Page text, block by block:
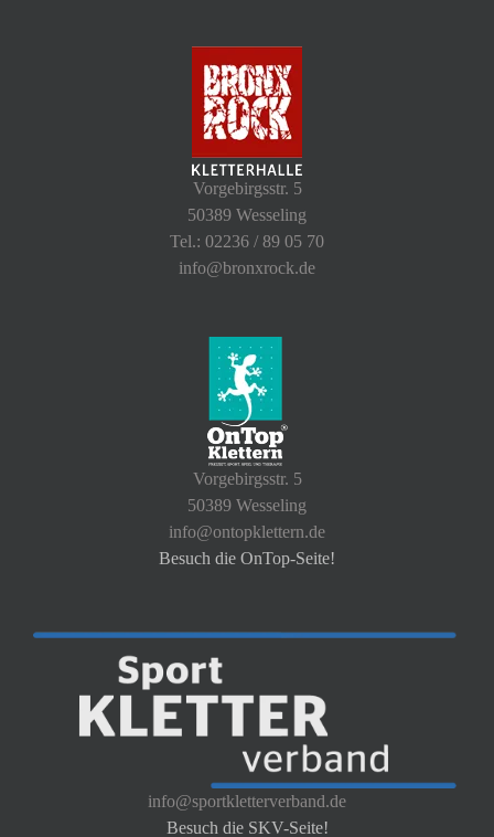
Vorgebirgsstr. 5
50389 Wesseling
Tel.: 02236 / 89 05 70
info@bronxrock.de
Vorgebirgsstr. 5
50389 Wesseling
info@ontopklettern.de
Besuch die OnTop-Seite!
info@sportkletterverband.de
Besuch die SKV-Seite!